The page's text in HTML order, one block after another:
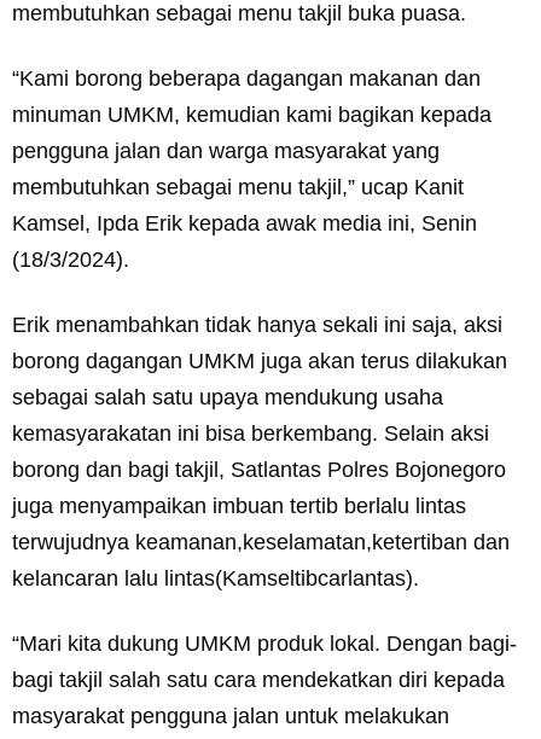
membutuhkan sebagai menu takjil buka puasa.
“Kami borong beberapa dagangan makanan dan
minuman UMKM, kemudian kami bagikan kepada
pengguna jalan dan warga masyarakat yang
membutuhkan sebagai menu takjil,” ucap Kanit
Kamsel, Ipda Erik kepada awak media ini, Senin
(18/3/2024).
Erik menambahkan tidak hanya sekali ini saja, aksi
borong dagangan UMKM juga akan terus dilakukan
sebagai salah satu upaya mendukung usaha
kemasyarakatan ini bisa berkembang. Selain aksi
borong dan bagi takjil, Satlantas Polres Bojonegoro
juga menyampaikan imbuan tertib berlalu lintas
terwujudnya keamanan,keselamatan,ketertiban dan
kelancaran lalu lintas(Kamseltibcarlantas).
“Mari kita dukung UMKM produk lokal. Dengan bagi-
bagi takjil salah satu cara mendekatkan diri kepada
masyarakat pengguna jalan untuk melakukan